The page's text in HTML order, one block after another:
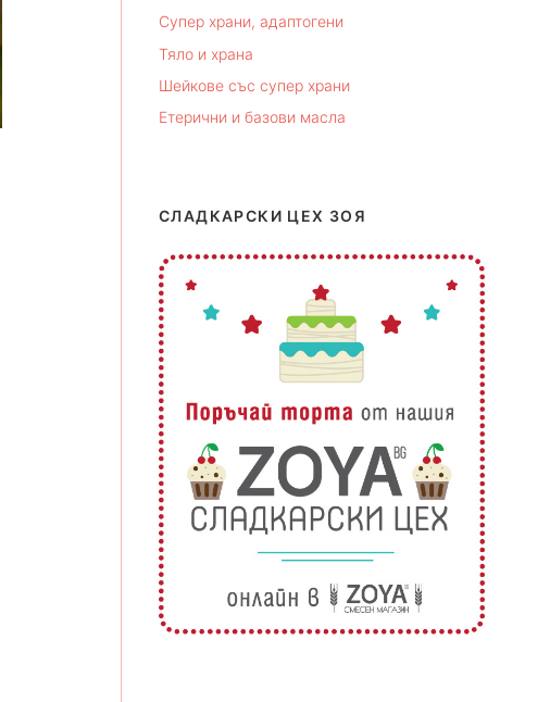
Супер храни, адаптогени
Тяло и храна
Шейкове със супер храни
Етерични и базови масла
СЛАДКАРСКИ ЦЕХ ЗОЯ